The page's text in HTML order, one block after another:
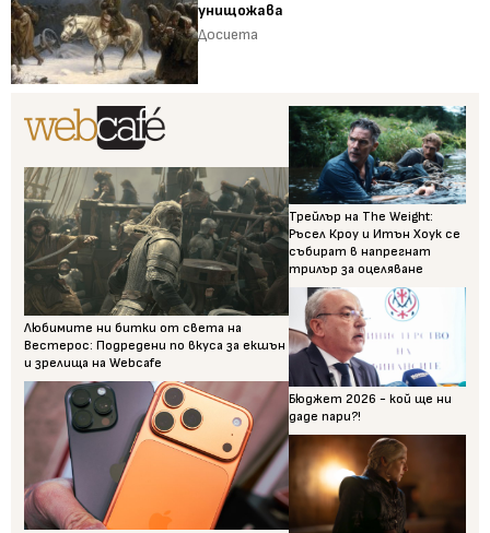
унищожава
Досиета
Любимите ни битки от света на
Вестерос: Подредени по вкуса за екшън
и зрелища на Webcafe
Трейлър на The Weight:
Ръсел Кроу и Итън Хоук се
събират в напрегнат
трилър за оцеляване
Бюджет 2026 - кой ще ни
даде пари?!